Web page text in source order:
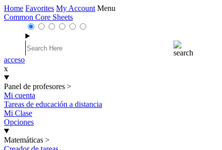
Home Favorites My Account Menu
Common Core Sheets
acceso
x
Panel de profesores >
Mi cuenta
Tareas de educación a distancia
Mi Clase
Opciones
Matemáticas >